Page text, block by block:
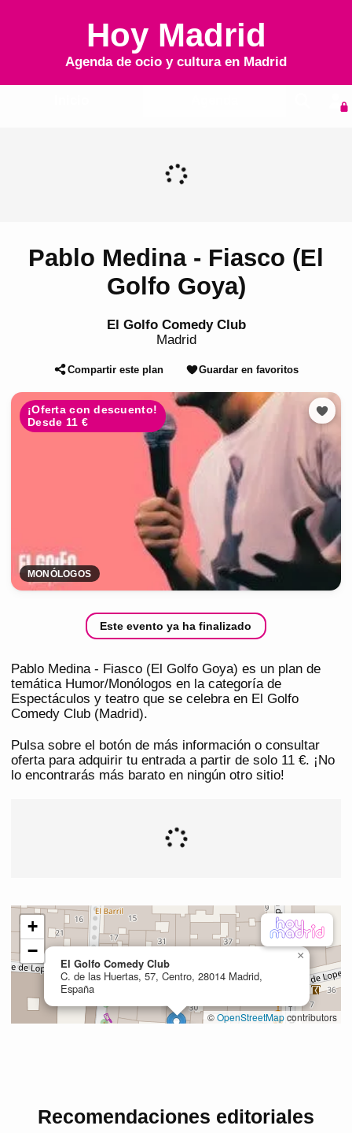
Hoy Madrid
Agenda de ocio y cultura en Madrid
Pablo Medina - Fiasco (El
Golfo Goya)
El Golfo Comedy Club
Madrid
Compartir este plan Guardar en favoritos
¡Oferta con descuento!
Desde 11 €
MONÓLOGOS
Este evento ya ha finalizado
Pablo Medina - Fiasco (El Golfo Goya) es un plan de
temática Humor/Monólogos en la categoría de
Espectáculos y teatro que se celebra en El Golfo
Comedy Club (Madrid).
Pulsa sobre el botón de más información o consultar
oferta para adquirir tu entrada a partir de solo 11 €. ¡No
lo encontrarás más barato en ningún otro sitio!
Recomendaciones editoriales